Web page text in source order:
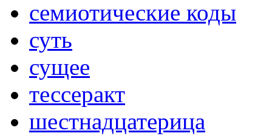
семиотические коды
суть
сущее
тессеракт
шестнадцатерица